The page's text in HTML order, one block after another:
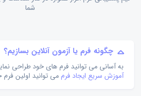
شما
چگونه فرم یا آزمون آنلاین بسازیم؟
به آسانی می توانید فرم های خود طراحی
آموزش سریع ایجاد فرممی توانید اولین